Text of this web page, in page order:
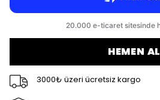
HEMEN AL
3000₺ üzeri ücretsiz kargo